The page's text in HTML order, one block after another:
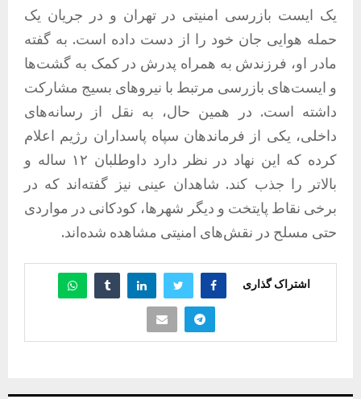
یک ایست بازرسی امنیتی در تهران و در جریان یک
حمله هوایی جان خود را از دست داده است. به گفته
مادر او، فرزندش به همراه پدرش در کمک به گشت‌ها
و ایست‌های بازرسی مرتبط با نیروهای بسیج مشارکت
داشته است. در همین حال، به نقل از رسانه‌های
داخلی، یکی از فرماندهان سپاه پاسداران رژیم اعلام
کرده که این نهاد در نظر دارد داوطلبان ۱۲ ساله و
بالاتر را جذب کند. شاهدان عینی نیز گفته‌اند که در
برخی نقاط پایتخت و دیگر شهرها، کودکانی در مواردی
حتی مسلح در نقش‌های امنیتی مشاهده شده‌اند.
اشتراک گذاری